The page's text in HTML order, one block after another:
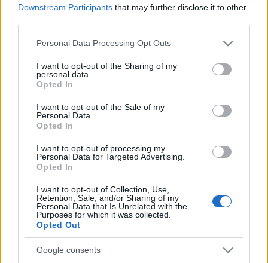
Downstream Participants that may further disclose it to other
Please note that this website/app uses one or more Google
not limited to your visit or usage behaviour. You may click to
grant or deny consent to Google and its third-party tags to
use your data for below specified purposes in below Google
consent section.
Personal Data Processing Opt Outs
I want to opt-out of the Sharing of my
personal data.
Opted In
I want to opt-out of the Sale of my
Personal Data.
Opted In
I want to opt-out of processing my
Personal Data for Targeted Advertising.
Opted In
I want to opt-out of Collection, Use,
Retention, Sale, and/or Sharing of my
Personal Data that Is Unrelated with the
Purposes for which it was collected.
Opted Out
Google consents
Ajánlott bejegyzések:
Fagyik, pizzák, torták, kávék, sütemények
- Sirha Budapest 2024
Mennyibe kerülnek a legjobb
éttermeink?
5 izgalmas és megfizethető hely a
kapni